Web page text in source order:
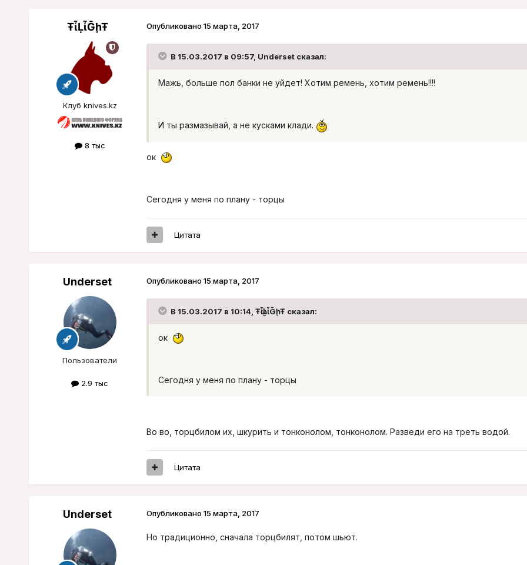
ŦᾡἷḶἷḠḩŦ
Клуб knives.kz
8 тыс
Опубликовано 15 марта, 2017
В 15.03.2017 в 09:57, Underset сказал:
Мажь, больше пол банки не уйдет! Хотим ремень, хотим ремень!!!!
И ты размазывай, а не кусками клади.
ок
Сегодня у меня по плану - торцы
Цитата
Underset
Пользователи
2.9 тыс
Опубликовано 15 марта, 2017
В 15.03.2017 в 10:14, ŦᾡἷḶἷḠḩŦ сказал:
ок
Сегодня у меня по плану - торцы
Во во, торцбилом их, шкурить и тонконолом, тонконолом. Разведи его на треть водой.
Цитата
Underset Опубликовано 15 марта, 2017
Но традиционно, сначала торцбилят, потом шьют.